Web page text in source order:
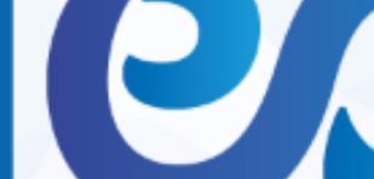
GESTIONE E PROTEZIONE DEL PATRIMONIO
SOCIETARIO E CONTRATTUALISTICA
COMMERCIO INTERNAZIONALE
BANCARIO E FINANZIARIO